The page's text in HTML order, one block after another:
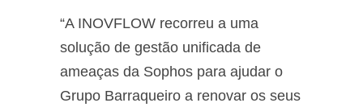
“A INOVFLOW recorreu a uma
solução de gestão unificada de
ameaças da Sophos para ajudar o
Grupo Barraqueiro a renovar os seus